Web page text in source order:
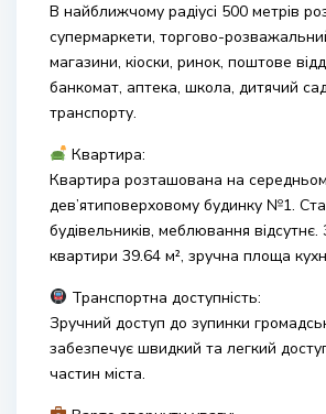
В найближчому радіусі 500 метрів
супермаркети, торгово-
магазини, кіоски, ринок, поштове
банкомат, аптека, школа, дитячий
транспорту.
Квартира:
Квартира розташована на
дев’ятиповерховому будинку №1.
будівельників, меблювання
квартири 39.64 м², зручна площа
Транспортна доступність:
Зручний доступ до зупинки
забезпечує швидкий та легкий
частин міста.